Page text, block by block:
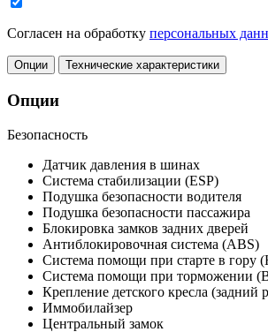
Согласен на обработку персональных
Опции Технические характеристики
Опции
Безопасность
Датчик давления в шинах
Система стабилизации (ESP)
Подушка безопасности водителя
Подушка безопасности пассажира
Блокировка замков задних дверей
Антиблокировочная система (ABS)
Система помощи при старте в гору
Система помощи при торможении
Крепление детского кресла (задний
Иммобилайзер
Центральный замок